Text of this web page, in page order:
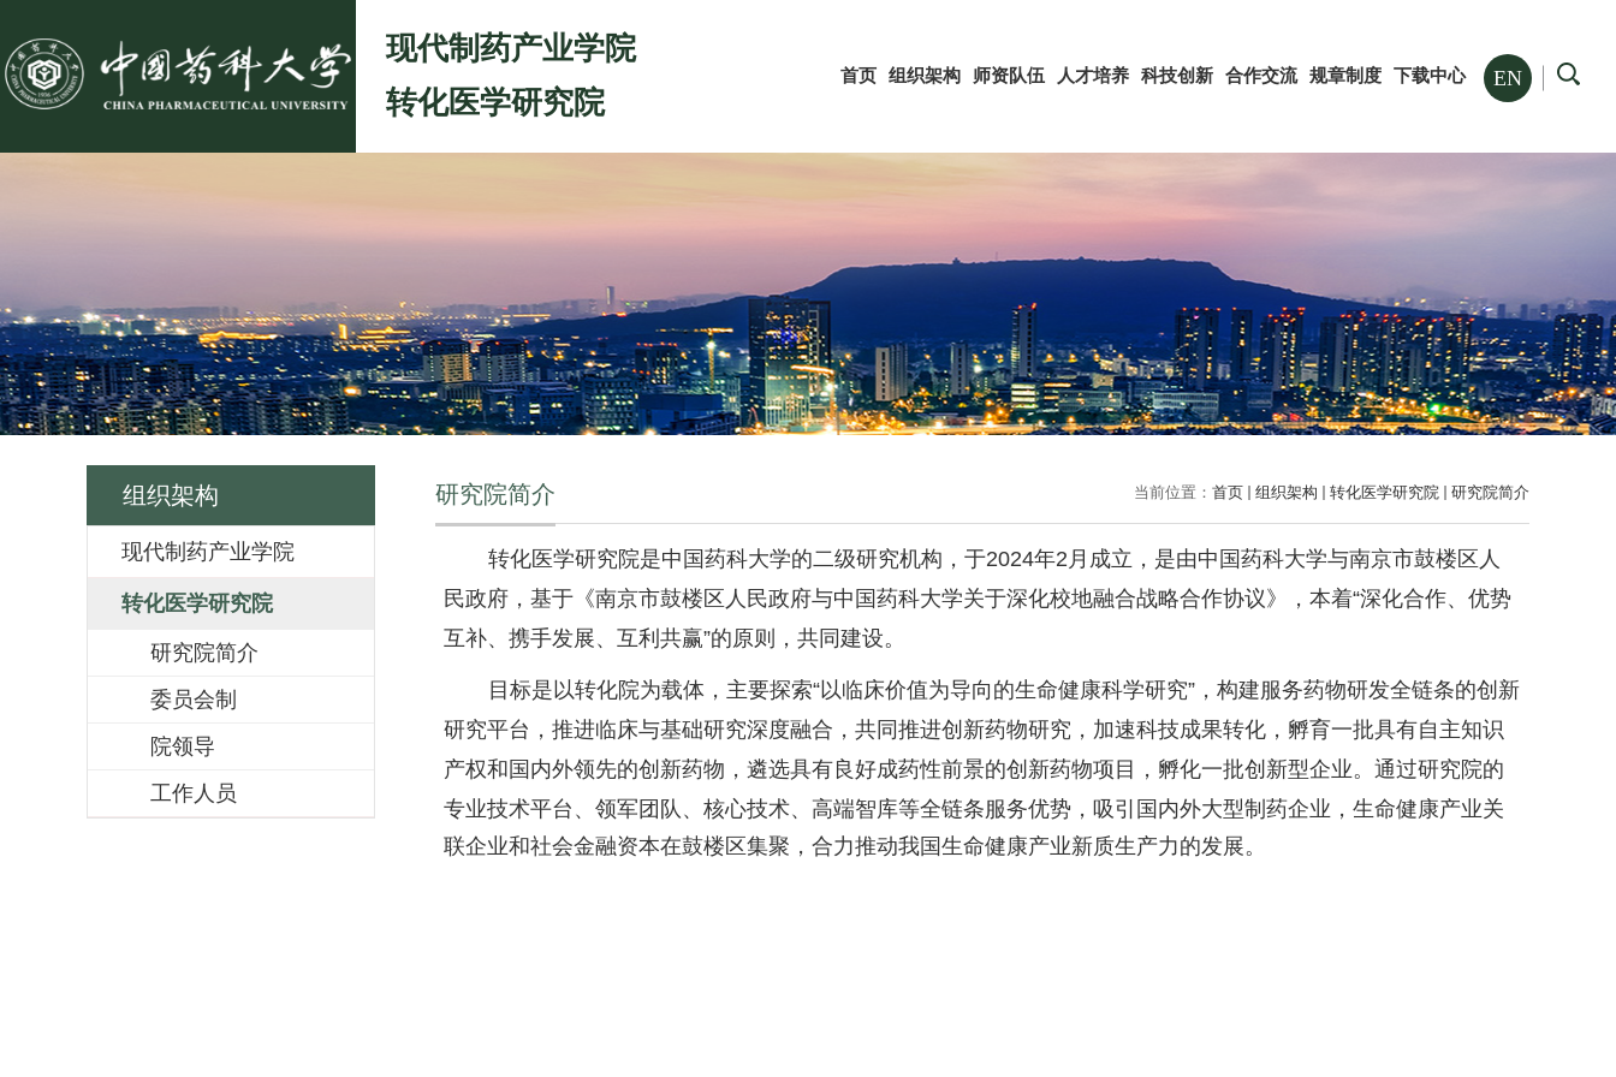
现代制药产业学院
转化医学研究院
EN
首页 组织架构 师资队伍 人才培养 科技创新 合作交流 规章制度 下载中心
组织架构
现代制药产业学院
转化医学研究院
研究院简介
委员会制
院领导
工作人员
当前位置： 首页 组织架构 转化医学研究院 研究院简介
研究院简介
转化医学研究院是中国药科大学的二级研究机构，于2024年2 月成立，是由中国药科大学与南京市鼓楼区人
民政府，基于《南京市鼓楼区人民政府与中国药科大学关于深化校地融合战略合作协议》，本着“深化合作、优势
互补、携手发展、互利共赢”的原则，共同建设。
目标是以转化院为载体，主要探索“以临床价值为导向的生命健康科学研究”， 构建服务药物研发全链条的创新
研究平台，推进临床与基础研究深度融合，共同推进创新药物研究，加速科技成果转化，孵育一批具有自主知识
产权和国内外领先的创新药物，遴选具有良好成药性前景的创新药物项目，孵化一批创新型企业。通过研究院的
专业技术平台、领军团队、核心技术、高端智库等全链条服务优势，吸引国 内外大型制药企业，生命健康产业关
联企业和社会金融资本在鼓楼区集聚，合力推动我国生命健康产业新质生产力的发展。